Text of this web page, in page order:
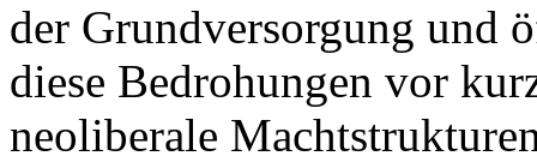
der Grundversorgung und
diese Bedrohungen vor
neoliberale